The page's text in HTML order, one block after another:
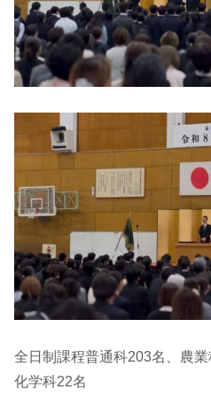
全日制課程普通科203名、農
化学科22名